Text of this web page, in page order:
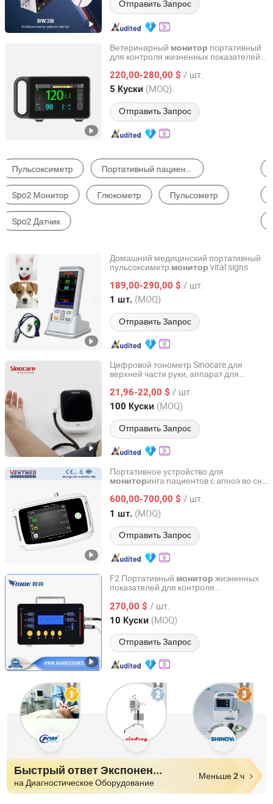
Отправить Запрос
Ветеринарный монитор портативный
для контроля жизненных показателей
домашних животных. Включает
пульсоксиметр
220,00-280,00 $ / шт.
5 Куски (MOQ)
Отправить Запрос
Guangzhou Herun Bio-Pharm Co., Ltd.
Guangdong, China с 2024
Диагностическое Оборудование
Домашные Продукты для Проверки и Уход за Здоровьем
Домашний медицинский портативный
пульсоксиметр монитор vital signs
189,00-290,00 $ / шт.
1 шт. (MOQ)
Отправить Запрос
Senwell Medical Technology Limited
Anhui, China с 2025
Цифровой тонометр Sinocare для
верхней части руки, аппарат для
устройство для измерения
артериального давления
21,96-22,00 $ / шт.
100 Куски (MOQ)
Отправить Запрос
Changsha Sinocare Inc.
Hunan, China с 2023
Портативное устройство для
мониторинга пациентов с апноэ во сне
600,00-700,00 $ / шт.
1 шт. (MOQ)
Отправить Запрос
HUNAN VENTMED MEDICAL TECHNOLOGY CO., LTD.
Hunan, China с 2019
F2 Портативный монитор жизненных
показателей для контроля
кислорода ипульса
временем хранения для
использования в скорой помощи и
больницах
270,00 $ / шт.
10 Куски (MOQ)
Отправить Запрос
Jiangsu Rooe Medical Technology Co., Ltd.
Jiangsu, China с 2013
Быстрый ответ Экспоненты
на Диагностическое Оборудование
Меньше 2 ч